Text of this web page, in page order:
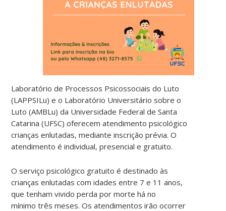
Laboratório de Processos Psicossociais do Luto
(LAPPSILu) e o Laboratório Universitário sobre o
Luto (AMBLu) da Universidade Federal de Santa
Catarina (UFSC) oferecem atendimento psicológico
crianças enlutadas, mediante inscrição prévia. O
atendimento é individual, presencial e gratuito.
O serviço psicológico gratuito é destinado às
crianças enlutadas com idades entre 7 e 11 anos,
que tenham vivido perda por morte há no
mínimo três meses. Os atendimentos irão ocorrer